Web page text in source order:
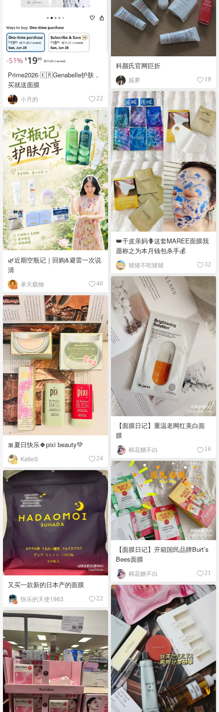
Prime2026·🇰🇷Genabelle护肤，
买就送面膜
小月的 22
科颜氏官网巨折
婲夢 19
👑干皮亲妈🪻这套MAREE面膜我
愿称之为本月钱包杀手💰
猪猪不吃猪猪 32
🌿近期空瓶记｜回购&避雷一次说
清
承天载物 40
【面膜日记】重温老网红美白面
膜
棉花糖不白 16
🎀夏日快乐🍀pixi beauty💚
KatieS 24
【面膜日记】开箱国民品牌Burt’s
Bees面膜
棉花糖不白 21
又买一款新的日本产的面膜
快乐的天使1963 22